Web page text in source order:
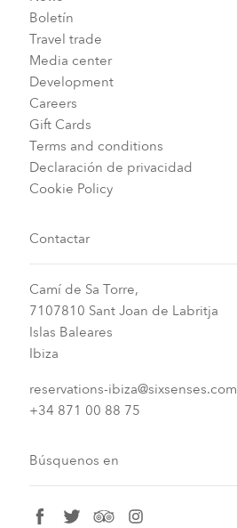
Boletín
Travel trade
Media center
Development
Careers
Gift Cards
Terms and conditions
Declaración de privacidad
Cookie Policy
Contactar
Camí de Sa Torre,
7107810 Sant Joan de Labritja
Islas Baleares
Ibiza
reservations-ibiza@sixsenses.com
+34 871 00 88 75
Búsquenos en
facebook
twitter tripadvisor